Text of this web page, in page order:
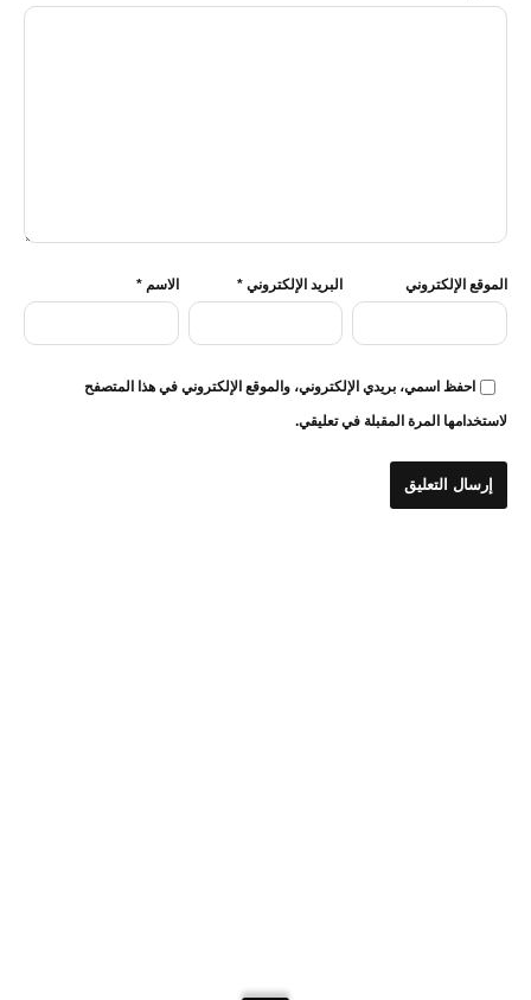
الاسم* البريد الإلكتروني * الموقع الإلكتروني
احفظ اسمي، بريدي الإلكتروني، والموقع الإلكتروني في هذا المتصفح
لاستخدامها المرة المقبلة في تعليقي.